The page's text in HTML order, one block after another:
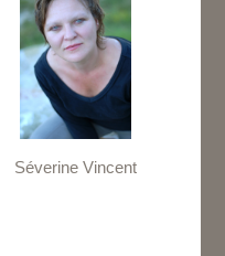
Séverine Vincent